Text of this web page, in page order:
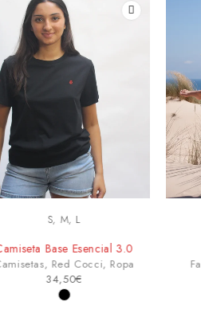
S/M, M/L
Falda Samira
Faldas,Red Cocci,Ropa
64,50